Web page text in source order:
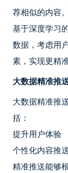
荐相似的内容。
基于深度学习
数据，考虑用
素，实现更精
大数据精准推
大数据精准推
括：
提升用户体验
个性化内容推
精准推送能够